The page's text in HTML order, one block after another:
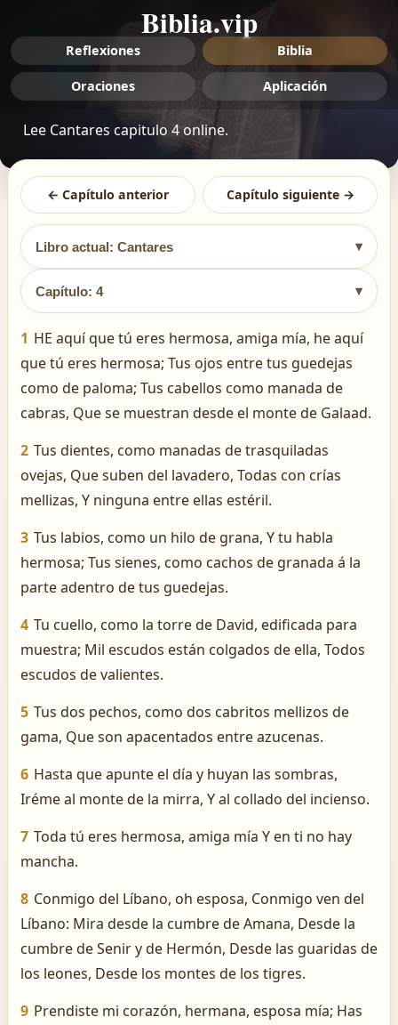
Biblia.vip
Reflexiones Biblia
Oraciones Aplicación
Lee Cantares capitulo 4 online.
← Capítulo anterior Capítulo siguiente →
Libro actual: Cantares ▾
Capítulo: 4 ▾
1 HE aquí que tú eres hermosa, amiga mía, he aquí
que tú eres hermosa; Tus ojos entre tus guedejas
como de paloma; Tus cabellos como manada de
cabras, Que se muestran desde el monte de Galaad.
2 Tus dientes, como manadas de trasquiladas
ovejas, Que suben del lavadero, Todas con crías
mellizas, Y ninguna entre ellas estéril.
3 Tus labios, como un hilo de grana, Y tu habla
hermosa; Tus sienes, como cachos de granada á la
parte adentro de tus guedejas.
4 Tu cuello, como la torre de David, edificada para
muestra; Mil escudos están colgados de ella, Todos
escudos de valientes.
5 Tus dos pechos, como dos cabritos mellizos de
gama, Que son apacentados entre azucenas.
6 Hasta que apunte el día y huyan las sombras,
Iréme al monte de la mirra, Y al collado del incienso.
7 Toda tú eres hermosa, amiga mía Y en ti no hay
mancha.
8 Conmigo del Líbano, oh esposa, Conmigo ven del
Líbano: Mira desde la cumbre de Amana, Desde la
cumbre de Senir y de Hermón, Desde las guaridas de
los leones, Desde los montes de los tigres.
9 Prendiste mi corazón, hermana, esposa mía; Has